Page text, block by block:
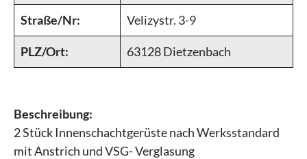
Straße/Nr: Velizystr. 3-9
PLZ/Ort: 63128 Dietzenbach
Beschreibung:
2 Stück Innenschachtgerüste nach Werksstandard
mit Anstrich und VSG- Verglasung